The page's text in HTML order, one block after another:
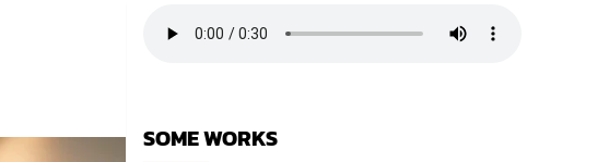
SOME WORKS